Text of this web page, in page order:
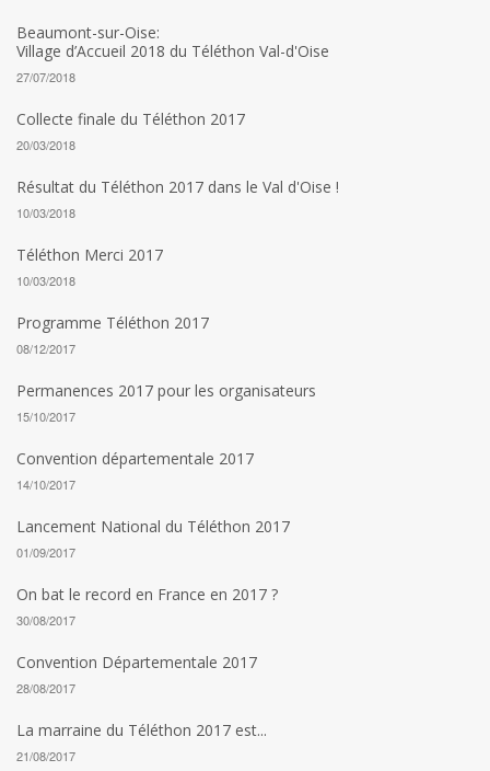
Beaumont-sur-Oise:
Village d’Accueil 2018 du Téléthon Val-d'Oise
27/07/2018
Collecte finale du Téléthon 2017
20/03/2018
Résultat du Téléthon 2017 dans le Val d'Oise !
10/03/2018
Téléthon Merci 2017
10/03/2018
Programme Téléthon 2017
08/12/2017
Permanences 2017 pour les organisateurs
15/10/2017
Convention départementale 2017
14/10/2017
Lancement National du Téléthon 2017
01/09/2017
On bat le record en France en 2017 ?
30/08/2017
Convention Départementale 2017
28/08/2017
La marraine du Téléthon 2017 est...
21/08/2017